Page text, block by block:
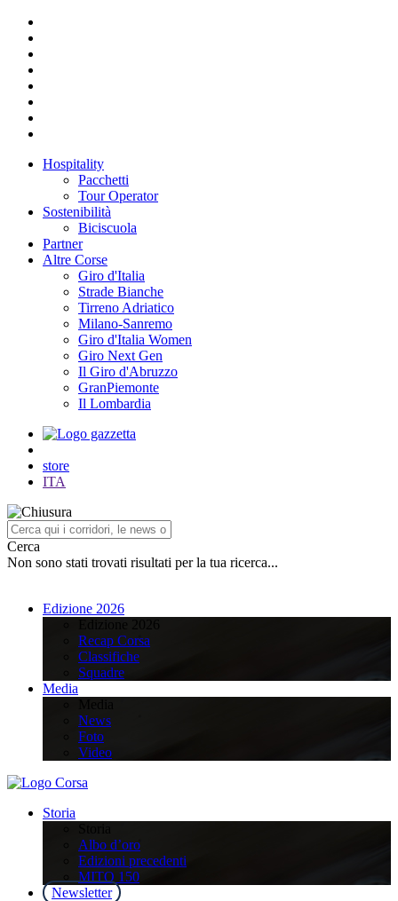
Hospitality
Pacchetti
Tour Operator
Sostenibilità
Biciscuola
Partner
Altre Corse
Giro d'Italia
Strade Bianche
Tirreno Adriatico
Milano-Sanremo
Giro d'Italia Women
Giro Next Gen
Il Giro d'Abruzzo
GranPiemonte
Il Lombardia
store
ITA
Cerca
Non sono stati trovati risultati per la tua ricerca...
Edizione 2026
Recap Corsa
Classifiche
Squadre
Media
News
Foto
Video
Storia
Albo d’oro
Edizioni precedenti
MITO 150
Newsletter